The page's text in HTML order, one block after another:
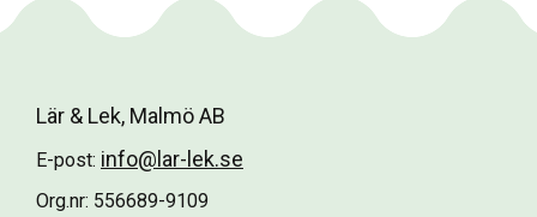
Lär & Lek, Malmö AB
E-post: info@lar-lek.se
Org.nr: 556689-9109